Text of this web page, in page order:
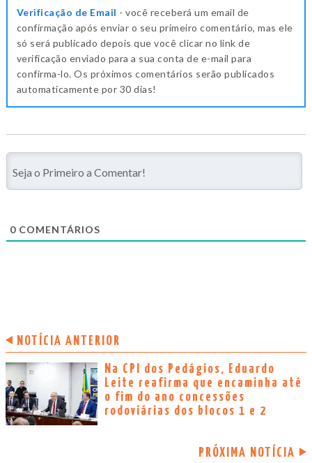
Verificação de Email - você receberá um email de
confirmação após enviar o seu primeiro comentário, mas ele
só será publicado depois que você clicar no link de
verificação enviado para a sua conta de e-mail para
confirma-lo. Os próximos comentários serão publicados
automaticamente por 30 dias!
0 COMENTÁRIOS
NOTÍCIA ANTERIOR
Na CPI dos Pedágios, Eduardo
Leite reafirma que encaminha até
o fim do ano concessões
rodoviárias dos blocos 1 e 2
PRÓXIMA NOTÍCIA